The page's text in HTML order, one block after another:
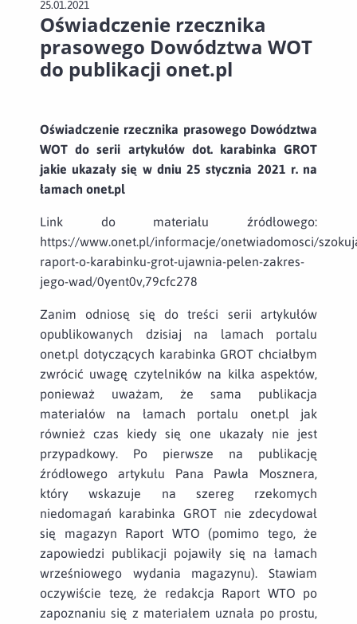
25.01.2021
Oświadczenie rzecznika
prasowego Dowództwa WOT
do publikacji onet.pl
Oświadczenie rzecznika prasowego Dowództwa
WOT do serii artykułów dot. karabinka GROT
jakie ukazały się w dniu 25 stycznia 2021 r. na
łamach onet.pl
Link do materiału źródłowego:
https://www.onet.pl/informacje/onetwiadomosci/
raport-o-karabinku-grot-ujawnia-pelen-zakres-
jego-wad/0yent0v,79cfc278
Zanim odniosę się do treści serii artykułów
opublikowanych dzisiaj na lamach portalu
onet.pl dotyczących karabinka GROT chciałbym
zwrócić uwagę czytelników na kilka aspektów,
ponieważ uważam, że sama publikacja
materiałów na łamach portalu onet.pl jak
również czas kiedy się one ukazały nie jest
przypadkowy. Po pierwsze na publikację
źródłowego artykułu Pana Pawła Mosznera,
który wskazuje na szereg rzekomych
niedomagań karabinka GROT nie zdecydował
się magazyn Raport WTO (pomimo tego, że
zapowiedzi publikacji pojawiły się na łamach
wrześniowego wydania magazynu). Stawiam
oczywiście tezę, że redakcja Raport WTO po
zapoznaniu się z materiałem uznała po prostu,